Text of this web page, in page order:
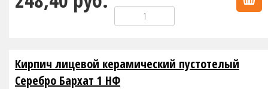
Кирпич лицевой керамический пустотелый
Серебро Бархат 1 НФ